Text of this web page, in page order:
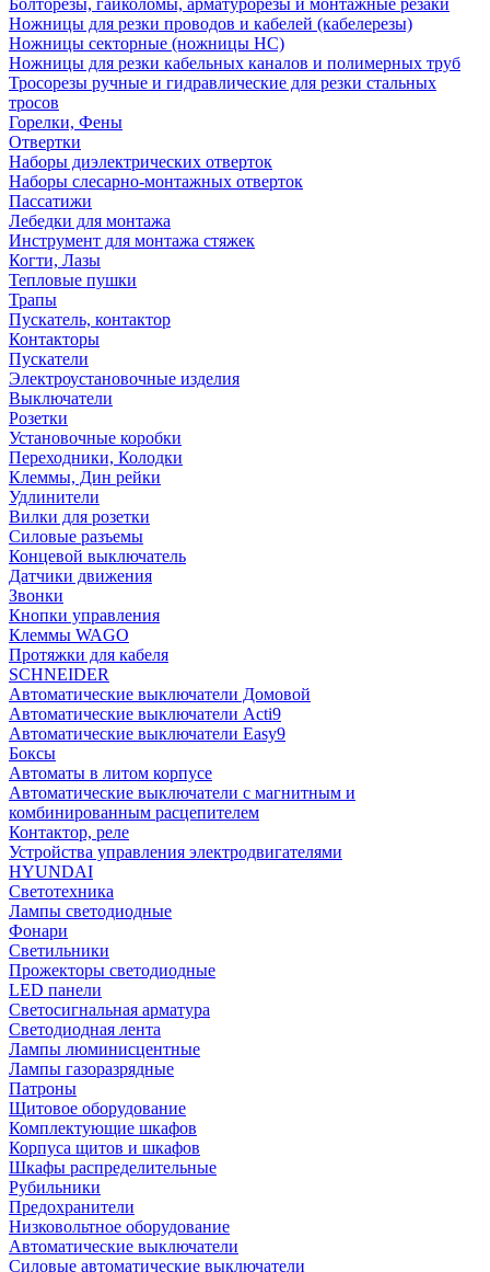
Болторезы, гайколомы, арматурорезы и монтажные резаки
Ножницы для резки проводов и кабелей (кабелерезы)
Ножницы секторные (ножницы НС)
Ножницы для резки кабельных каналов и полимерных труб
Тросорезы ручные и гидравлические для резки стальных
тросов
Горелки, Фены
Отвертки
Наборы диэлектрических отверток
Наборы слесарно-монтажных отверток
Пассатижи
Лебедки для монтажа
Инструмент для монтажа стяжек
Когти, Лазы
Тепловые пушки
Трапы
Пускатель, контактор
Контакторы
Пускатели
Электроустановочные изделия
Выключатели
Розетки
Установочные коробки
Переходники, Колодки
Клеммы, Дин рейки
Удлинители
Вилки для розетки
Силовые разъемы
Концевой выключатель
Датчики движения
Звонки
Кнопки управления
Клеммы WAGO
Протяжки для кабеля
SCHNEIDER
Автоматические выключатели Домовой
Автоматические выключатели Acti9
Автоматические выключатели Easy9
Боксы
Автоматы в литом корпусе
Автоматические выключатели с магнитным и
комбинированным расцепителем
Контактор, реле
Устройства управления электродвигателями
HYUNDAI
Светотехника
Лампы светодиодные
Фонари
Светильники
Прожекторы светодиодные
LED панели
Светосигнальная арматура
Светодиодная лента
Лампы люминисцентные
Лампы газоразрядные
Патроны
Щитовое оборудование
Комплектующие шкафов
Корпуса щитов и шкафов
Шкафы распределительные
Рубильники
Предохранители
Низковольтное оборудование
Автоматические выключатели
Силовые автоматические выключатели